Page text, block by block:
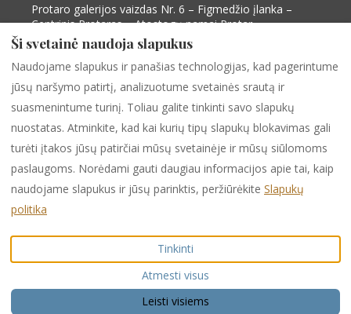
Protaro galerijos vaizdas Nr. 6 – Figmedžio įlanka –
Centrinis Protaras – Atostogų namai Protar...
Protaro galerijos vaizdas Nr. 9 – Figmedžio įlanka –
Centrinis Protaras – Atostogų namai Protar...
Protaro vilos, vaizdas 2, „Protaras View 2“ – „Fig
tree Bay Central Protaras“ – „Paralimni“ vil...
Lietuva EUR +35799538599
284 Protaras -Cape Greco
Avenue, Shop 1,
PARALIMNI, Famagusta,
Elektroninis paštas:
info@purpleinternational.e
saugomos
Ši svetainė naudoja slapukus
Naudojame slapukus ir panašias technologijas, kad pagerintume
jūsų naršymo patirtį, analizuotume svetainės srautą ir
suasmenintume turinį. Toliau galite tinkinti savo slapukų
nuostatas. Atminkite, kad kai kurių tipų slapukų blokavimas gali
turėti įtakos jūsų patirčiai mūsų svetainėje ir mūsų siūlomoms
paslaugoms. Norėdami gauti daugiau informacijos apie tai, kaip
naudojame slapukus ir jūsų parinktis, peržiūrėkite Slapukų
politika
Tinkinti
Atmesti visus
Leisti visiems